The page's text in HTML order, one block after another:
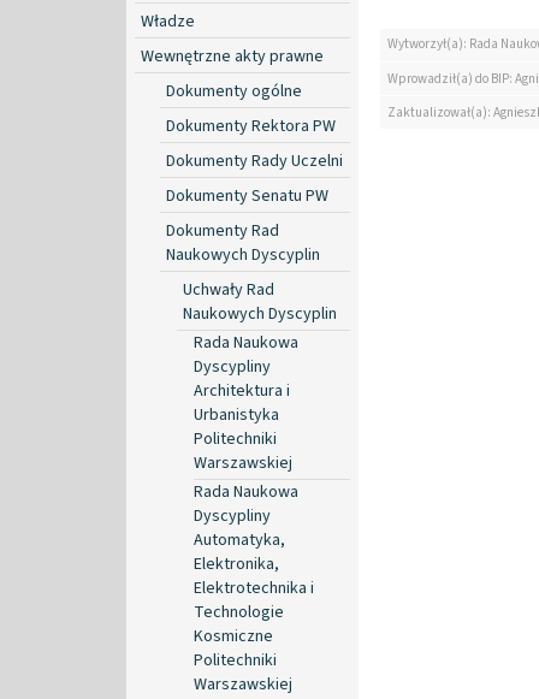
Władze
Wewnętrzne akty prawne
Dokumenty ogólne
Dokumenty Rektora PW
Dokumenty Rady Uczelni
Dokumenty Senatu PW
Dokumenty Rad
Naukowych Dyscyplin
Uchwały Rad
Naukowych Dyscyplin
Rada Naukowa
Dyscypliny
Architektura i
Urbanistyka
Politechniki
Warszawskiej
Rada Naukowa
Dyscypliny
Automatyka,
Elektronika,
Elektrotechnika i
Technologie
Kosmiczne
Politechniki
Warszawskiej
Wytworzył(a): Rada
Wprowadził(a) do BIP:
Zaktualizował(a):